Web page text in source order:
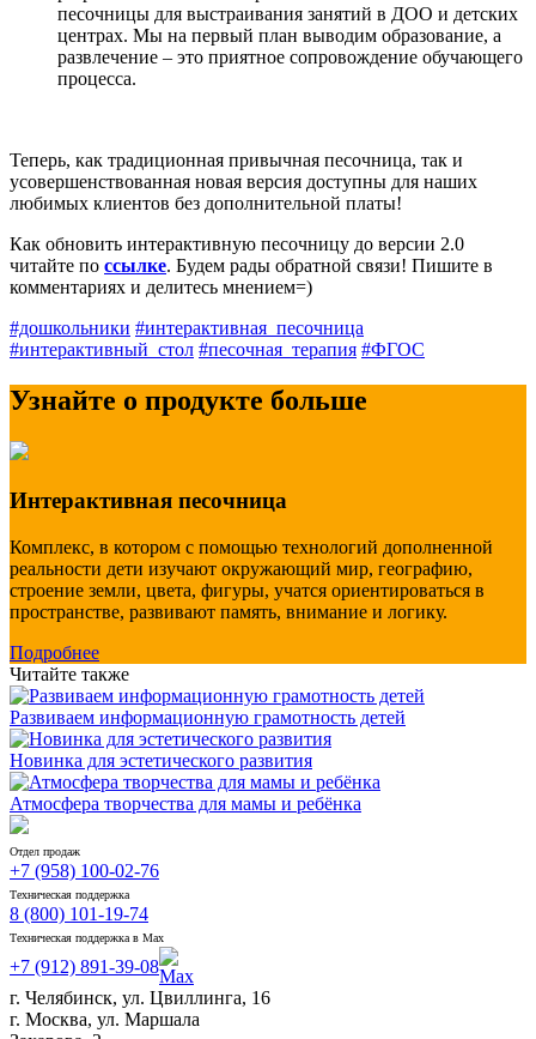
песочницы для выстраивания занятий в ДОО и детских
центрах. Мы на первый план выводим образование, а
развлечение – это приятное сопровождение обучающего
процесса.
Теперь, как традиционная привычная песочница, так и
усовершенствованная новая версия доступны для наших
любимых клиентов без дополнительной платы!
Как обновить интерактивную песочницу до версии 2.0
читайте по ссылке. Будем рады обратной связи! Пишите в
комментариях и делитесь мнением=)
#дошкольники #интерактивная_песочница
#интерактивный_стол #песочная_терапия #ФГОС
Узнайте о продукте больше
Интерактивная песочница
Комплекс, в котором с помощью технологий дополненной
реальности дети изучают окружающий мир, географию,
строение земли, цвета, фигуры, учатся ориентироваться в
пространстве, развивают память, внимание и логику.
Подробнее
Читайте также
Развиваем информационную грамотность детей
Новинка для эстетического развития
Атмосфера творчества для мамы и ребёнка
Отдел продаж
+7 (958) 100-02-76
Техническая поддержка
8 (800) 101-19-74
Техническая поддержка в Max
+7 (912) 891-39-08
г. Челябинск, ул. Цвиллинга, 16
г. Москва, ул. Маршала